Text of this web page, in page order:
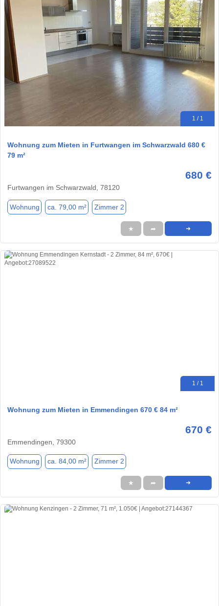
1 / 1
Wohnung zum Mieten in Furtwangen im Schwarzwald 680 €
79 m²
680 €
Furtwangen im Schwarzwald, 78120
Wohnung ca. 79,00 m² Zimmer 2
★ ➦ ➜
1 / 1
Wohnung zum Mieten in Emmendingen 670 € 84 m²
670 €
Emmendingen, 79300
Wohnung ca. 84,00 m² Zimmer 2
★ ➦ ➜